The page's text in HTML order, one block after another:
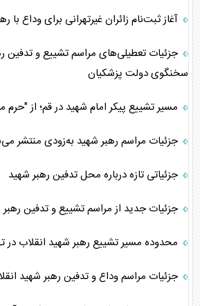
آغاز ثبت‌نام زائران غیرتهرانی برای وداع با
جزئیات تعطیلی‌های مراسم تشییع و تدفین
سخنگوی دولت پزشکیان
مسیر تشییع پیکر امام شهید در قم؛ از
جزئیات مراسم رهبر شهید به‌زودی منتشر
جزئیاتی تازه درباره محل تدفین رهبر شهید
جزئیات جدید از مراسم تشییع و تدفین
محدوده مسیر تشییع رهبر شهید انقلاب
جزئیات مراسم وداع و تدفین رهبر شهید